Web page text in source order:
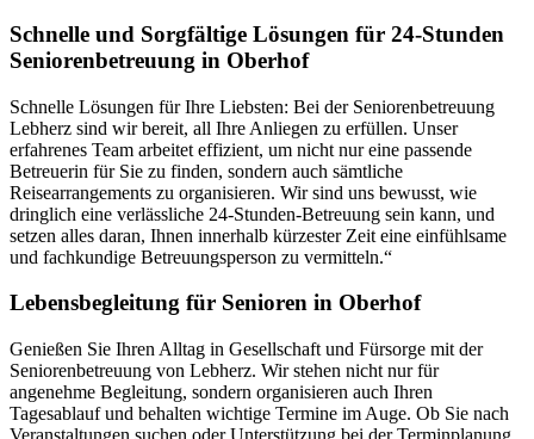
Schnelle und Sorgfältige Lösungen für 24-Stunden
Seniorenbetreuung in Oberhof
Schnelle Lösungen für Ihre Liebsten: Bei der Seniorenbetreuung
Lebherz sind wir bereit, all Ihre Anliegen zu erfüllen. Unser
erfahrenes Team arbeitet effizient, um nicht nur eine passende
Betreuerin für Sie zu finden, sondern auch sämtliche
Reisearrangements zu organisieren. Wir sind uns bewusst, wie
dringlich eine verlässliche 24-Stunden-Betreuung sein kann, und
setzen alles daran, Ihnen innerhalb kürzester Zeit eine einfühlsame
und fachkundige Betreuungsperson zu vermitteln.“
Lebensbegleitung für Senioren in Oberhof
Genießen Sie Ihren Alltag in Gesellschaft und Fürsorge mit der
Seniorenbetreuung von Lebherz. Wir stehen nicht nur für
angenehme Begleitung, sondern organisieren auch Ihren
Tagesablauf und behalten wichtige Termine im Auge. Ob Sie nach
Veranstaltungen suchen oder Unterstützung bei der Terminplanung